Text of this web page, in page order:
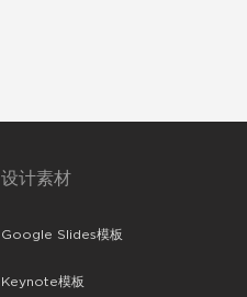
设计素材
Google Slides模板
Keynote模板